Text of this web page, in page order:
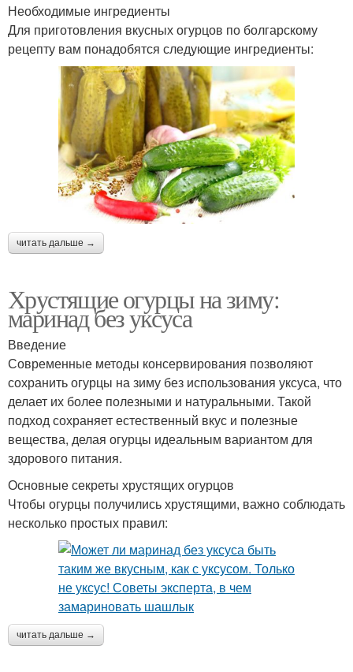
Необходимые ингредиенты
Для приготовления вкусных огурцов по болгарскому
рецепту вам понадобятся следующие ингредиенты:
читать дальше →
Хрустящие огурцы на зиму:
маринад без уксуса
Введение
Современные методы консервирования позволяют
сохранить огурцы на зиму без использования уксуса, что
делает их более полезными и натуральными. Такой
подход сохраняет естественный вкус и полезные
вещества, делая огурцы идеальным вариантом для
здорового питания.
Основные секреты хрустящих огурцов
Чтобы огурцы получились хрустящими, важно соблюдать
несколько простых правил:
читать дальше →